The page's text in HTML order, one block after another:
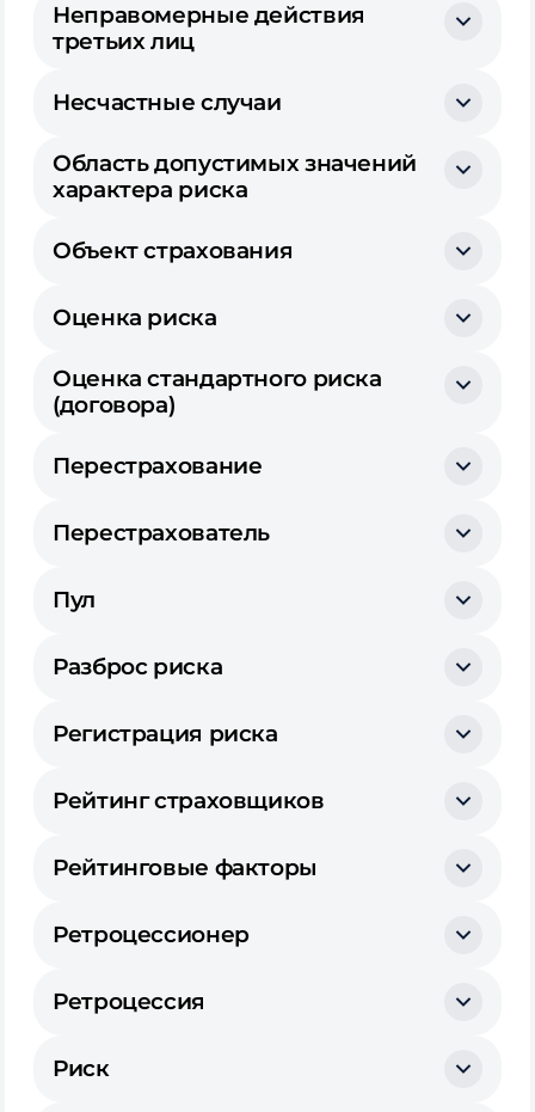
Неправомерные действия
третьих лиц
Несчастные случаи
Область допустимых значений
характера риска
Объект страхования
Оценка риска
Оценка стандартного риска
(договора)
Перестрахование
Перестрахователь
Пул
Разброс риска
Регистрация риска
Рейтинг страховщиков
Рейтинговые факторы
Ретроцессионер
Ретроцессия
Риск